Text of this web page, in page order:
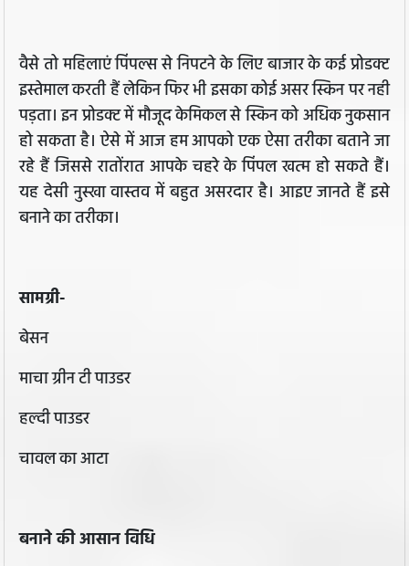
वैसे तो महिलाएं पिंपल्स से निपटने के लिए बाजार के कई प्रोडक्ट
इस्तेमाल करती हैं लेकिन फिर भी इसका कोई असर स्किन पर नही
पड़ता। इन प्रोडक्‍ट में मौजूद केमिकल से स्किन को अधिक नुकसान
हो सकता है। ऐसे में आज हम आपको एक ऐसा तरीका बताने जा
रहे हैं जिससे रातोंरात आपके चहरे के पिंपल खत्म हो सकते हैं।
यह देसी नुस्‍खा वास्‍तव में बहुत असरदार है। आइए जानते हैं इसे
बनाने का तरीका।
सामग्री-
बेसन
माचा ग्रीन टी पाउडर
हल्दी पाउडर
चावल का आटा
बनाने की आसान विधि